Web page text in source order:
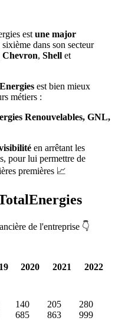
est une major
dans son secteur
Chevron, Shell et
est bien mieux
métiers :
Renouvelables, GNL,
en arrêtant les
pour lui permettre de
premières 📈
de l'entreprise 👇
2020 2021 2022
140
685
205
863
280
999